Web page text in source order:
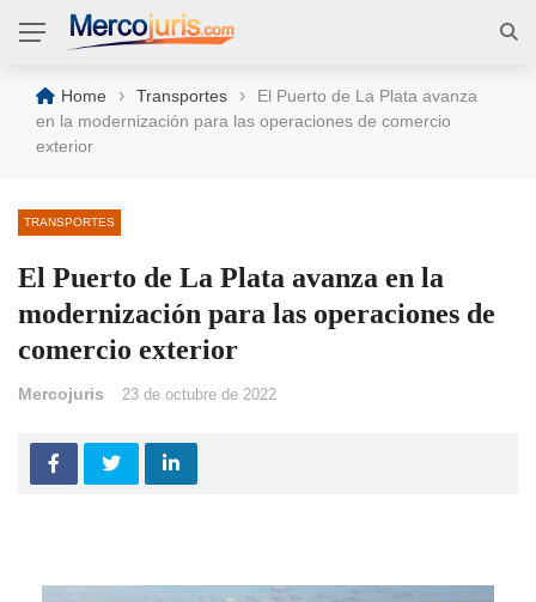
Home › Transportes ›
El Puerto de La Plata avanza
en la modernización para las operaciones de comercio
exterior
TRANSPORTES
El Puerto de La Plata avanza en la
modernización para las operaciones de
comercio exterior
Mercojuris 23 de octubre de 2022